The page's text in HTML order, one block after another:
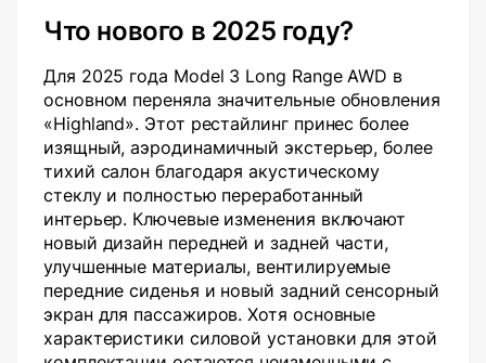
Что нового в 2025 году?
Для 2025 года Model 3 Long Range AWD в
основном переняла значительные обновления
«Highland». Этот рестайлинг принес более
изящный, аэродинамичный экстерьер, более
тихий салон благодаря акустическому
стеклу и полностью переработанный
интерьер. Ключевые изменения включают
новый дизайн передней и задней части,
улучшенные материалы, вентилируемые
передние сиденья и новый задний сенсорный
экран для пассажиров. Хотя основные
характеристики силовой установки для этой